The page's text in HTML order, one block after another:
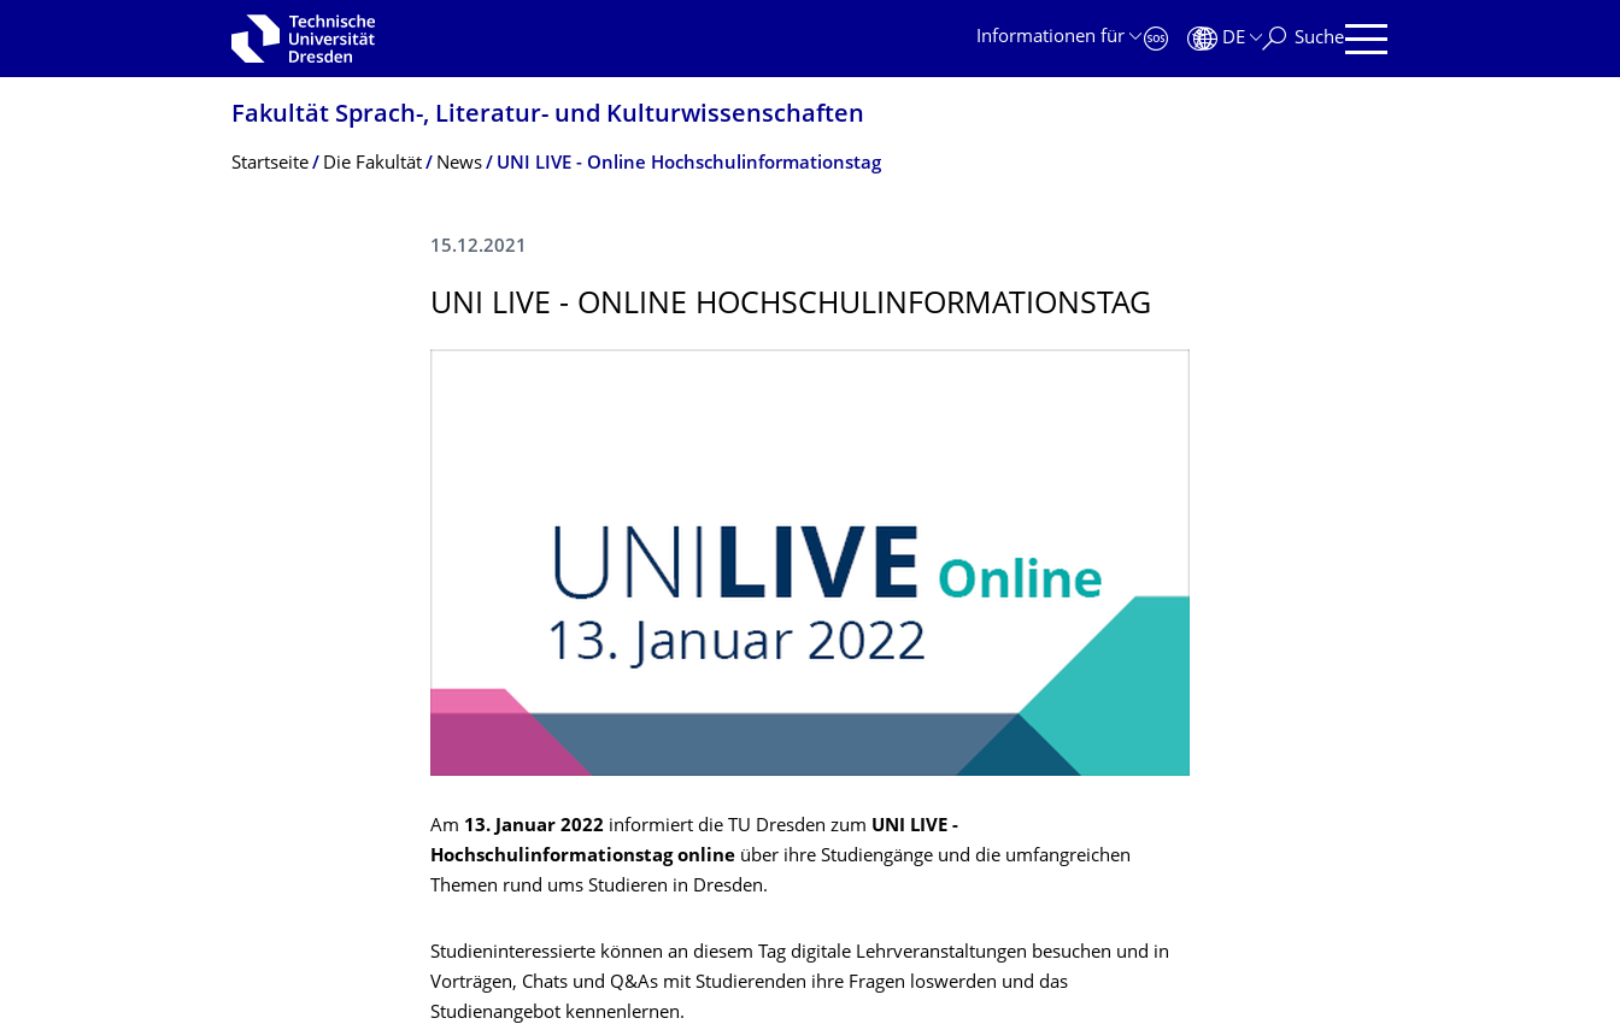
Zur Hauptnavigation springen
Informationen für
DE Suche
Fakultät Sprach-, Literatur- und Kulturwissenschaf­ten
Breadcrumb-Menü
Startseite Die Fakultät News UNI LIVE - Online Hochschulinformationstag
15.12.2021
UNI LIVE - ONLINE HOCHSCHULINFOR­MATIONSTAG
Am 13. Januar 2022 informiert die TU Dresden zum UNI LIVE -
Hochschulinformationstag online über ihre Studiengänge und die umfangreichen
Themen rund ums Studieren in Dresden.
Studieninteressierte können an diesem Tag digitale Lehrveranstaltungen besuchen und in
Vorträgen, Chats und Q&As mit Studierenden ihre Fragen loswerden und das
Studienangebot kennenlernen.